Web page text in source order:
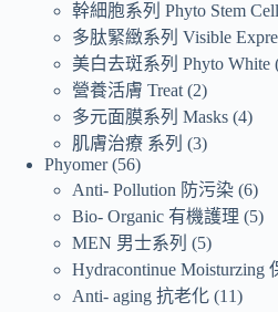
幹細胞系列 Phyto Stem Cell
多肽緊緻系列 Visible
美白去斑系列 Phyto White
營養活膚 Treat 2
多元面膜系列 Masks 4
肌膚治療 系列
3
Phyomer 56
Anti- Pollution 防污染 6
Bio- Organic 有機護理
5
MEN 男士系列
5
Hydracontinue Moisturzing
Anti- aging 抗老化 11